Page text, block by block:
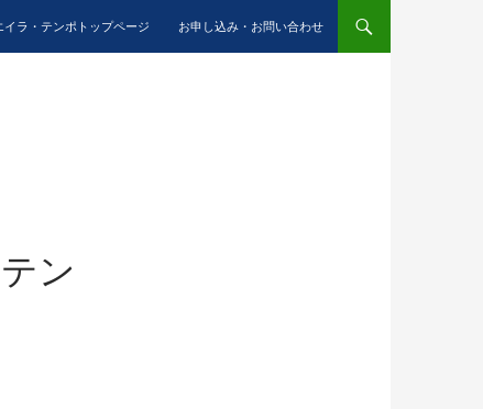
イラ・テンポトップページ
お申し込み・お問い合わせ
ン